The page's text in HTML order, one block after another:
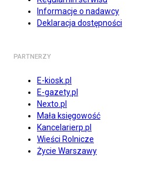
Informacje o nadawcy
Deklaracja dostępności
PARTNERZY
E-kiosk.pl
E-gazety.pl
Nexto.pl
Mała księgowość
Kancelarierp.pl
Wieści Rolnicze
Życie Warszawy